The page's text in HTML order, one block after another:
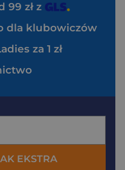
99 zł z
dla klubowiczów
za 1 zł
EKSTRA